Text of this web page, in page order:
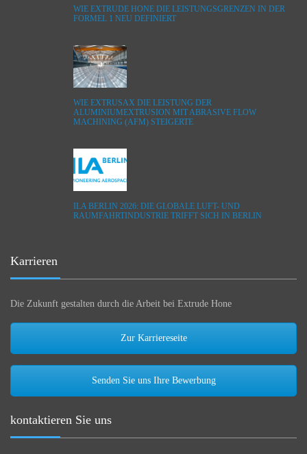
WIE EXTRUDE HONE DIE LEISTUNGSGRENZEN IN DER
FORMEL 1 NEU DEFINIERT
WIE EXTRUSAX DIE LEISTUNG DER
ALUMINIUMEXTRUSION MIT ABRASIVE FLOW
MACHINING (AFM) STEIGERTE
ILA BERLIN 2026: DIE GLOBALE LUFT- UND
RAUMFAHRTINDUSTRIE TRIFFT SICH IN BERLIN
Karrieren
Die Zukunft gestalten durch die Arbeit bei Extrude Hone
Zur Karriereseite
Senden Sie uns Ihre Bewerbung
kontaktieren Sie uns